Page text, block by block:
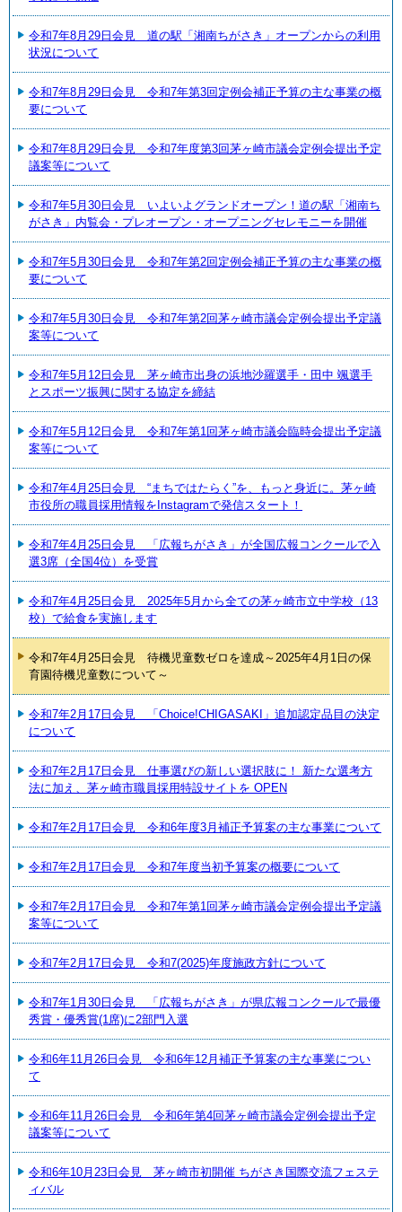
令和7年8月29日会見 道の駅「湘南ちがさき」オープンからの利用
状況について
令和7年8月29日会見 令和7年第3回定例会補正予算の主な事業の概
要について
令和7年8月29日会見 令和7年度第3回茅ヶ崎市議会定例会提出予定
議案等について
令和7年5月30日会見 いよいよグランドオープン！道の駅「湘南ち
がさき」内覧会・プレオープン・オープニングセレモニーを開催
令和7年5月30日会見 令和7年第2回定例会補正予算の主な事業の概
要について
令和7年5月30日会見 令和7年第2回茅ヶ崎市議会定例会提出予定議
案等について
令和7年5月12日会見 茅ヶ崎市出身の浜地沙羅選手・田中 颯選手
とスポーツ振興に関する協定を締結
令和7年5月12日会見 令和7年第1回茅ヶ崎市議会臨時会提出予定議
案等について
令和7年4月25日会見 “まちではたらく”を、もっと身近に。茅ヶ崎
市役所の職員採用情報をInstagramで発信スタート！
令和7年4月25日会見 「広報ちがさき」が全国広報コンクールで入
選3席（全国4位）を受賞
令和7年4月25日会見 2025年5月から全ての茅ヶ崎市立中学校（13
校）で給食を実施します
令和7年4月25日会見 待機児童数ゼロを達成～2025年4月1日の保
育園待機児童数について～
令和7年2月17日会見 「Choice!CHIGASAKI」追加認定品目の決定
について
令和7年2月17日会見 仕事選びの新しい選択肢に！ 新たな選考方
法に加え、茅ヶ崎市職員採用特設サイトを OPEN
令和7年2月17日会見 令和6年度3月補正予算案の主な事業について
令和7年2月17日会見 令和7年度当初予算案の概要について
令和7年2月17日会見 令和7年第1回茅ヶ崎市議会定例会提出予定議
案等について
令和7年2月17日会見 令和7(2025)年度施政方針について
令和7年1月30日会見 「広報ちがさき」が県広報コンクールで最優
秀賞・優秀賞(1席)に2部門入選
令和6年11月26日会見 令和6年12月補正予算案の主な事業につい
て
令和6年11月26日会見 令和6年第4回茅ヶ崎市議会定例会提出予定
議案等について
令和6年10月23日会見 茅ヶ崎市初開催 ちがさき国際交流フェステ
ィバル